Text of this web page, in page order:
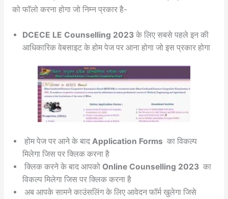
को फॉलो करना होगा जो निम्न प्रकार है-
DCECE LE Counselling 2023 के लिए सबसे पहले इन की
आधिकारिक वेबसाइट के होम पेज पर आना होगा जो इस प्रकार होगा
होम पेज पर आने के बाद Application Forms का विकल्प
मिलेगा जिस पर क्लिक करना है
क्लिक करने के बाद आपको Online Counselling 2023 का
विकल्प मिलेगा जिस पर क्लिक करना है
अब आपके सामने काउंसलिंग के लिए आवेदन फॉर्म खुलेगा जिसे